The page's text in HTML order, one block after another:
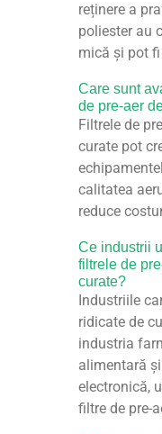
reținere a
poliester au
mică și pot
Care sunt
de pre-aer
Filtrele de
curate pot
calitatea
reduce
Ce industrii
filtrele de
curate?
Industriile
ridicate de
industria
alimentară
electronică,
filtre de pre-